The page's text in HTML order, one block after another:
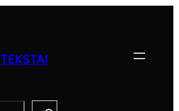
TEKSTAI